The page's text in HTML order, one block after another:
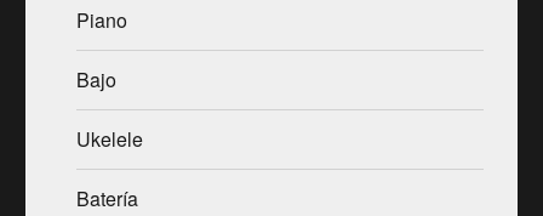
Piano
Bajo
Ukelele
Batería